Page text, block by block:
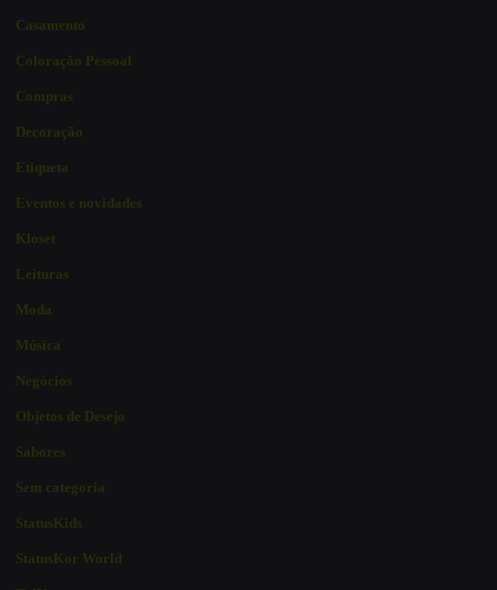
Casamento
Coloração Pessoal
Compras
Decoração
Etiqueta
Eventos e novidades
Kloset
Leituras
Moda
Música
Negócios
Objetos de Desejo
Sabores
Sem categoria
StatusKids
StatusKor World